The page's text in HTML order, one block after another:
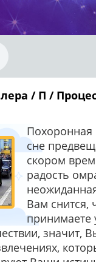
/ П /
Похоронная
сне
скором
радость
Вам снится,
принимаете
значит,